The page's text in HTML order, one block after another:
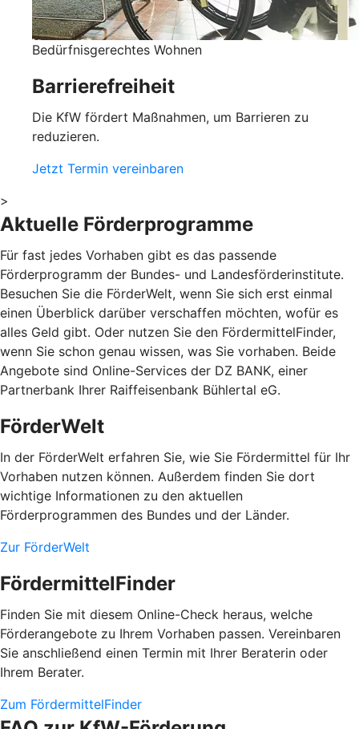
Bedürfnisgerechtes Wohnen
Barrierefreiheit
Die KfW fördert Maßnahmen, um Barrieren zu
reduzieren.
Jetzt Termin vereinbaren
>
Aktuelle Förderprogramme
Für fast jedes Vorhaben gibt es das passende
Förderprogramm der Bundes- und Landesförderinstitute.
Besuchen Sie die FörderWelt, wenn Sie sich erst einmal
einen Überblick darüber verschaffen möchten, wofür es
alles Geld gibt. Oder nutzen Sie den FördermittelFinder,
wenn Sie schon genau wissen, was Sie vorhaben. Beide
Angebote sind Online-Services der DZ BANK, einer
Partnerbank Ihrer Raiffeisenbank Bühlertal eG.
FörderWelt
In der FörderWelt erfahren Sie, wie Sie Fördermittel für Ihr
Vorhaben nutzen können. Außerdem finden Sie dort
wichtige Informationen zu den aktuellen
Förderprogrammen des Bundes und der Länder.
Zur FörderWelt
FördermittelFinder
Finden Sie mit diesem Online-Check heraus, welche
Förderangebote zu Ihrem Vorhaben passen. Vereinbaren
Sie anschließend einen Termin mit Ihrer Beraterin oder
Ihrem Berater.
Zum FördermittelFinder